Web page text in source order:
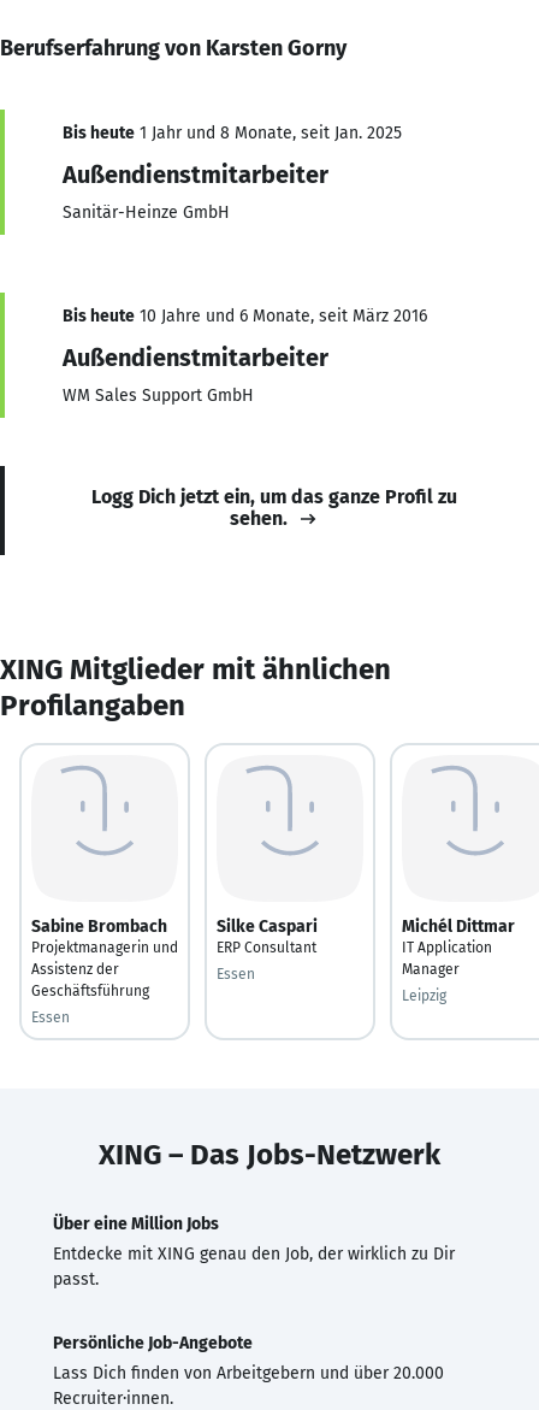
Berufserfahrung von Karsten Gorny
Bis heute 1 Jahr und 8 Monate, seit Jan. 2025
Außendienstmitarbeiter
Sanitär-Heinze GmbH
Bis heute 10 Jahre und 6 Monate, seit März 2016
Außendienstmitarbeiter
WM Sales Support GmbH
Logg Dich jetzt ein, um das ganze Profil zu
sehen.
XING Mitglieder mit ähnlichen
Profilangaben
Sabine Brombach
Projektmanagerin und
Assistenz der
Geschäftsführung
Essen
Silke Caspari
ERP Consultant
Essen
Michél Dittmar
IT Application
Manager
Leipzig
XING – Das Jobs-Netzwerk
Über eine Million Jobs
Entdecke mit XING genau den Job, der wirklich zu Dir
passt.
Persönliche Job-Angebote
Lass Dich finden von Arbeitgebern und über 20.000
Recruiter·innen.